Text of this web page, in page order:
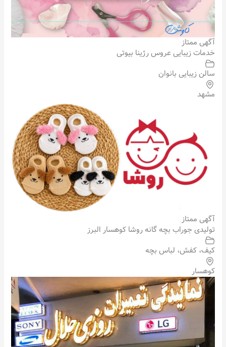
آگهی ممتاز
خدمات زیبایی عروس رژینا بیوتی
سالن زیبایی بانوان
مشهد
آگهی ممتاز
تولیدی جوراب بچه گانه روشا کوهسار البرز
کیف، کفش، لباس بچه
کوهسار